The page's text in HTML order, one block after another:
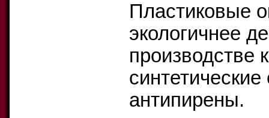
Пластиковые
экологичнее
производстве
антипирены.